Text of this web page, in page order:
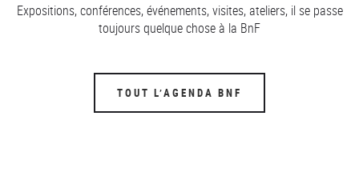
Expositions, conférences, événements, visites, ateliers, il se passe
toujours quelque chose à la BnF
TOUT L’AGENDA BNF